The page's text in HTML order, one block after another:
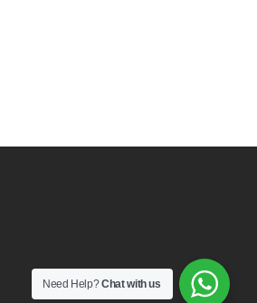
Need Help?Chat with us